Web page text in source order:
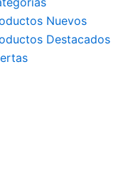
Nuevos
Destacados